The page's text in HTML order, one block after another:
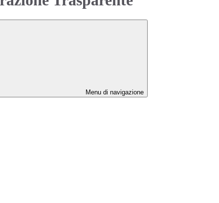
Menu di navigazione